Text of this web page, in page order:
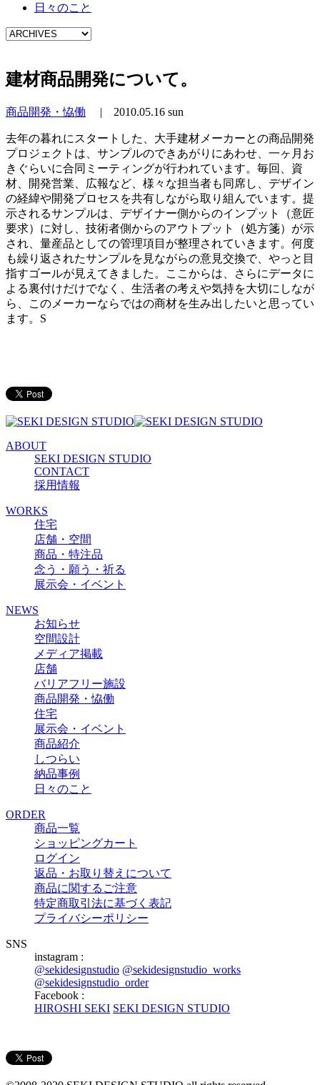
日々のこと
建材商品開発について。
商品開発・恊働 | 2010.05.16 sun
去年の暮れにスタートした、大手建材メーカーとの商品開発
プロジェクトは、サンプルのできあがりにあわせ、一ヶ月お
きぐらいに合同ミーティングが行われています。毎回、資
材、開発営業、広報など、様々な担当者も同席し、デザイン
の経緯や開発プロセスを共有しながら取り組んでいます。提
示されるサンプルは、デザイナー側からのインプット（意匠
要求）に対し、技術者側からのアウトプット（処方箋）が示
され、量産品としての管理項目が整理されていきます。何度
も繰り返されたサンプルを見ながらの意見交換で、やっと目
指すゴールが見えてきました。ここからは、さらにデータに
よる裏付けだけでなく、生活者の考えや気持を大切にしなが
ら、このメーカーならではの商材を生み出したいと思ってい
ます。S
ABOUT
SEKI DESIGN STUDIO
CONTACT
採用情報
WORKS
住宅
店舗・空間
商品・特注品
念う・願う・祈る
展示会・イベント
NEWS
お知らせ
空間設計
メディア掲載
店舗
バリアフリー施設
商品開発・恊働
住宅
展示会・イベント
商品紹介
しつらい
納品事例
日々のこと
ORDER
商品一覧
ショッピングカート
ログイン
返品・お取り替えについて
商品に関するご注意
特定商取引法に基づく表記
プライバシーポリシー
SNS
instagram :
@sekidesignstudio @sekidesignstudio_works
@sekidesignstudio_order
Facebook :
HIROSHI SEKI SEKI DESIGN STUDIO